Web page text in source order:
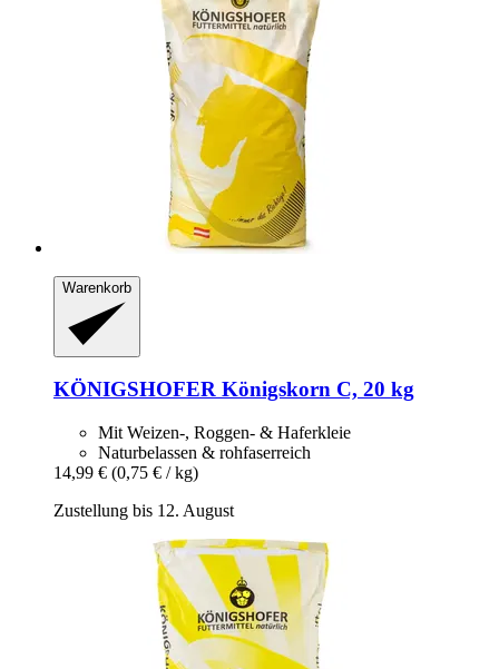
Warenkorb
KÖNIGSHOFER Königskorn C, 20 kg
Mit Weizen-, Roggen- & Haferkleie
Naturbelassen & rohfaserreich
14,99 € (0,75 € / kg)
Zustellung bis 12. August